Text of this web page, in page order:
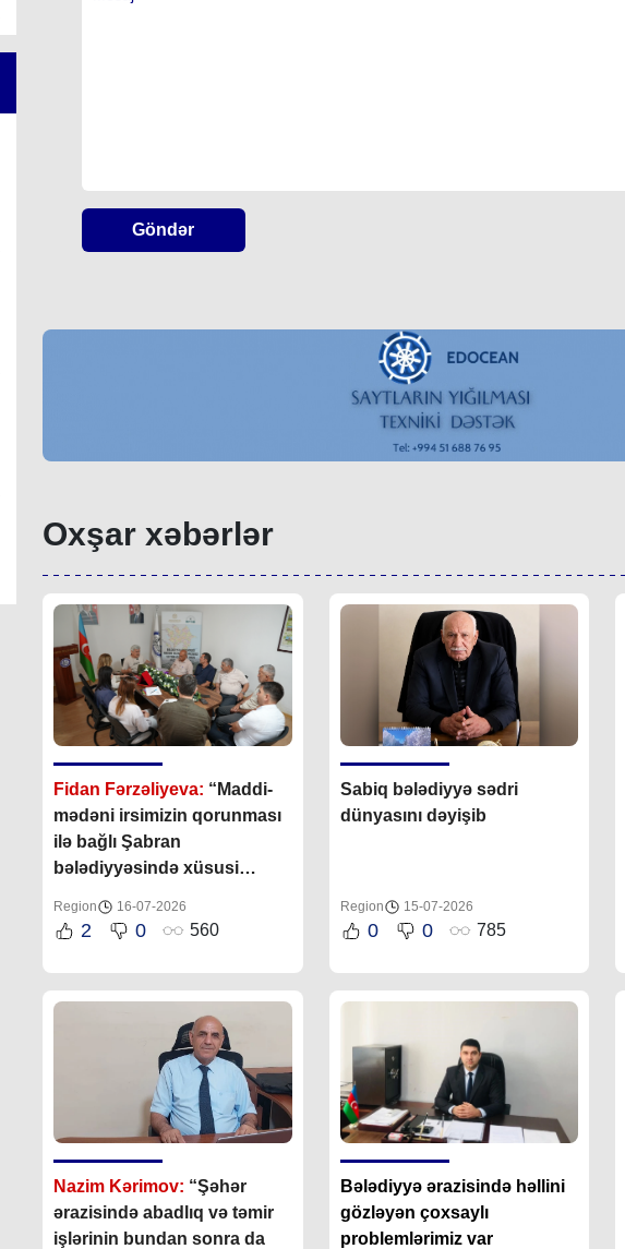
Göndər
Oxşar xəbərlər
Fidan Fərzəliyeva: “Maddi-
mədəni irsimizin qorunması
ilə bağlı Şabran
bələdiyyəsində xüsusi
Region 16-07-2026
2 0 560
Sabiq bələdiyyə sədri
dünyasını dəyişib
Region 15-07-2026
0 0 785
Nazim Kərimov: “Şəhər
ərazisində abadlıq və təmir
işlərinin bundan sonra da
Bələdiyyə ərazisində həllini
gözləyən çoxsaylı
problemlərimiz var